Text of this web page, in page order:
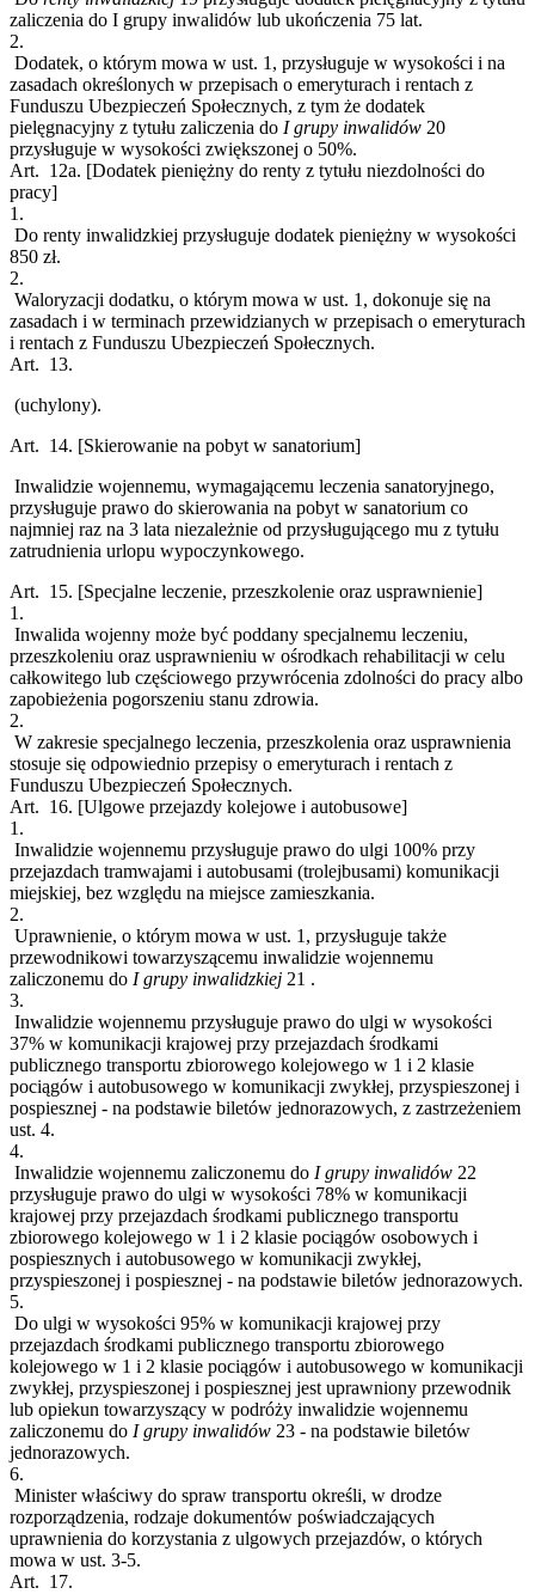
zaliczenia do I grupy inwalidów lub ukończenia 75 lat.
2.
Dodatek, o którym mowa w ust. 1, przysługuje w wysokości i na
zasadach określonych w przepisach o emeryturach i rentach z
Funduszu Ubezpieczeń Społecznych, z tym że dodatek
pielęgnacyjny z tytułu zaliczenia do I grupy inwalidów 20
przysługuje w wysokości zwiększonej o 50%.
Art. 12a. [Dodatek pieniężny do renty z tytułu niezdolności do
pracy]
1.
Do renty inwalidzkiej przysługuje dodatek pieniężny w wysokości
850 zł.
2.
Waloryzacji dodatku, o którym mowa w ust. 1, dokonuje się na
zasadach i w terminach przewidzianych w przepisach o emeryturach
i rentach z Funduszu Ubezpieczeń Społecznych.
Art. 13.
(uchylony).
Art. 14. [Skierowanie na pobyt w sanatorium]
Inwalidzie wojennemu, wymagającemu leczenia sanatoryjnego,
przysługuje prawo do skierowania na pobyt w sanatorium co
najmniej raz na 3 lata niezależnie od przysługującego mu z tytułu
zatrudnienia urlopu wypoczynkowego.
Art. 15. [Specjalne leczenie, przeszkolenie oraz usprawnienie]
1.
Inwalida wojenny może być poddany specjalnemu leczeniu,
przeszkoleniu oraz usprawnieniu w ośrodkach rehabilitacji w celu
całkowitego lub częściowego przywrócenia zdolności do pracy albo
zapobieżenia pogorszeniu stanu zdrowia.
2.
W zakresie specjalnego leczenia, przeszkolenia oraz usprawnienia
stosuje się odpowiednio przepisy o emeryturach i rentach z
Funduszu Ubezpieczeń Społecznych.
Art. 16. [Ulgowe przejazdy kolejowe i autobusowe]
1.
Inwalidzie wojennemu przysługuje prawo do ulgi 100% przy
przejazdach tramwajami i autobusami (trolejbusami) komunikacji
miejskiej, bez względu na miejsce zamieszkania.
2.
Uprawnienie, o którym mowa w ust. 1, przysługuje także
przewodnikowi towarzyszącemu inwalidzie wojennemu
zaliczonemu do I grupy inwalidzkiej 21 .
3.
Inwalidzie wojennemu przysługuje prawo do ulgi w wysokości
37% w komunikacji krajowej przy przejazdach środkami
publicznego transportu zbiorowego kolejowego w 1 i 2 klasie
pociągów i autobusowego w komunikacji zwykłej, przyspieszonej i
pospiesznej - na podstawie biletów jednorazowych, z zastrzeżeniem
ust. 4.
4.
Inwalidzie wojennemu zaliczonemu do I grupy inwalidów 22
przysługuje prawo do ulgi w wysokości 78% w komunikacji
krajowej przy przejazdach środkami publicznego transportu
zbiorowego kolejowego w 1 i 2 klasie pociągów osobowych i
pospiesznych i autobusowego w komunikacji zwykłej,
przyspieszonej i pospiesznej - na podstawie biletów jednorazowych.
5.
Do ulgi w wysokości 95% w komunikacji krajowej przy
przejazdach środkami publicznego transportu zbiorowego
kolejowego w 1 i 2 klasie pociągów i autobusowego w komunikacji
zwykłej, przyspieszonej i pospiesznej jest uprawniony przewodnik
lub opiekun towarzyszący w podróży inwalidzie wojennemu
zaliczonemu do I grupy inwalidów 23 - na podstawie biletów
jednorazowych.
6.
Minister właściwy do spraw transportu określi, w drodze
rozporządzenia, rodzaje dokumentów poświadczających
uprawnienia do korzystania z ulgowych przejazdów, o których
mowa w ust. 3-5.
Art. 17.